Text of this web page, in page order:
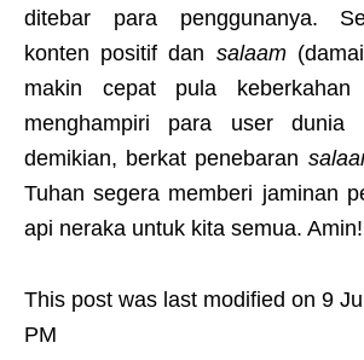
ditebar para penggunanya.
konten positif dan salaam
makin cepat pula keberkahan
menghampiri para user dunia
demikian, berkat penebaran
Tuhan segera memberi jaminan
api neraka untuk kita semua. Amin!
This post was last modified on 9
PM